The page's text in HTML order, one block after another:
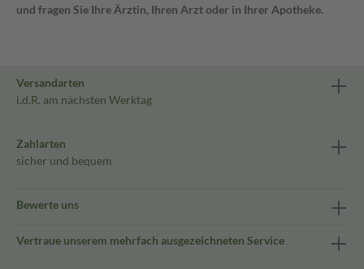
und fragen Sie Ihre Ärztin, Ihren Arzt oder in Ihrer Apotheke.
Versandarten
i.d.R. am nächsten Werktag
Zahlarten
sicher und bequem
Bewerte uns
Vertraue unserem mehrfach ausgezeichneten Service